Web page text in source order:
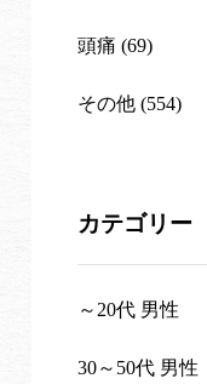
頭痛 (69)
その他 (554)
カテゴリー
～20代 男性
30～50代 男性